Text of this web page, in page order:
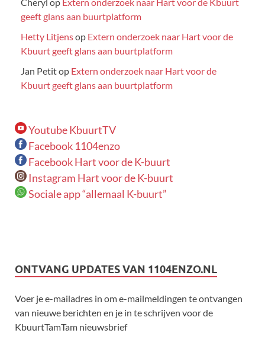
geeft glans aan buurtplatform
Hetty Litjensop Extern onderzoek naar Hart voor de
Kbuurt geeft glans aan buurtplatform
Jan Petitop Extern onderzoek naar Hart voor de
Kbuurt geeft glans aan buurtplatform
Youtube KbuurtTV
Facebook 1104enzo
Facebook Hart voor de K-buurt
Instagram Hart voor de K-buurt
Sociale app “allemaal K-buurt”
ONTVANG UPDATES VAN 1104ENZO.NL
Voer je e-mailadres in om e-mailmeldingen te ontvangen
van nieuwe berichten en je in te schrijven voor de
KbuurtTamTam nieuwsbrief